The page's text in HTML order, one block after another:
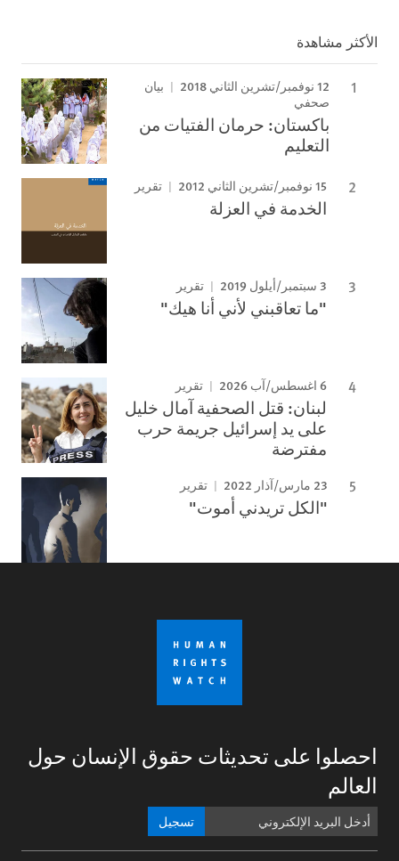
الأكثر مشاهدة
12 نوفمبر/تشرين الثاني 2018
بيان
صحفي
باكستان: حرمان الفتيات من
التعليم
15 نوفمبر/تشرين الثاني 2012 تقرير
الخدمة في العزلة
3 سبتمبر/أيلول 2019 تقرير
"ما تعاقبني لأني أنا هيك"
6 اغسطس/آب 2026 تقرير
لبنان: قتل الصحفية آمال خليل
على يد إسرائيل جريمة حرب
مفترضة
23 مارس/آذار 2022 تقرير
"الكل تريدني أموت"
احصلوا على تحديثات حقوق الإنسان حول
العالم
تسجيل